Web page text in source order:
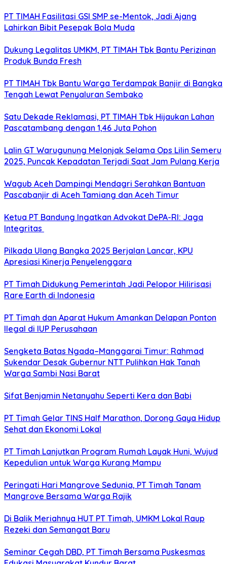
PT TIMAH Fasilitasi GSI SMP se-Mentok, Jadi Ajang
Lahirkan Bibit Pesepak Bola Muda
Dukung Legalitas UMKM, PT TIMAH Tbk Bantu Perizinan
Produk Bunda Fresh
PT TIMAH Tbk Bantu Warga Terdampak Banjir di Bangka
Tengah Lewat Penyaluran Sembako
Satu Dekade Reklamasi, PT TIMAH Tbk Hijaukan Lahan
Pascatambang dengan 1,46 Juta Pohon
Lalin GT Warugunung Melonjak Selama Ops Lilin Semeru
2025, Puncak Kepadatan Terjadi Saat Jam Pulang Kerja
Wagub Aceh Dampingi Mendagri Serahkan Bantuan
Pascabanjir di Aceh Tamiang dan Aceh Timur
Ketua PT Bandung Ingatkan Advokat DePA-RI: Jaga
Integritas
Pilkada Ulang Bangka 2025 Berjalan Lancar, KPU
Apresiasi Kinerja Penyelenggara
PT Timah Didukung Pemerintah Jadi Pelopor Hilirisasi
Rare Earth di Indonesia
PT Timah dan Aparat Hukum Amankan Delapan Ponton
Ilegal di IUP Perusahaan
Sengketa Batas Ngada–Manggarai Timur: Rahmad
Sukendar Desak Gubernur NTT Pulihkan Hak Tanah
Warga Sambi Nasi Barat
Sifat Benjamin Netanyahu Seperti Kera dan Babi
PT Timah Gelar TINS Half Marathon, Dorong Gaya Hidup
Sehat dan Ekonomi Lokal
PT Timah Lanjutkan Program Rumah Layak Huni, Wujud
Kepedulian untuk Warga Kurang Mampu
Peringati Hari Mangrove Sedunia, PT Timah Tanam
Mangrove Bersama Warga Rajik
Di Balik Meriahnya HUT PT Timah, UMKM Lokal Raup
Rezeki dan Semangat Baru
Seminar Cegah DBD, PT Timah Bersama Puskesmas